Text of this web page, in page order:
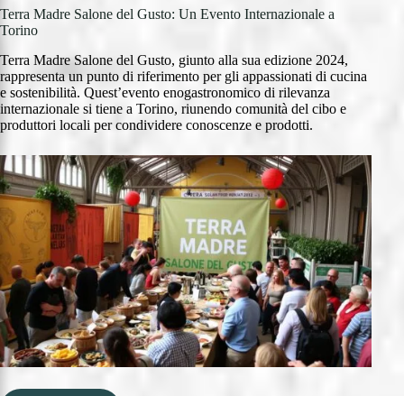
Terra Madre Salone del Gusto: Un Evento Internazionale a
Torino
Terra Madre Salone del Gusto, giunto alla sua edizione 2024,
rappresenta un punto di riferimento per gli appassionati di cucina
e sostenibilità. Quest’evento enogastronomico di rilevanza
internazionale si tiene a Torino, riunendo comunità del cibo e
produttori locali per condividere conoscenze e prodotti.